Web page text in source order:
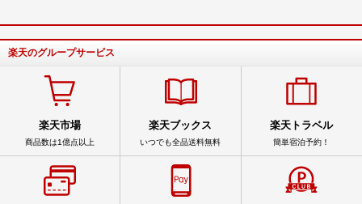
楽天のグループサービス
楽天市場
商品数は1億点以上
楽天ブックス
いつでも全品送料無料
楽天トラベル
簡単宿泊予約！